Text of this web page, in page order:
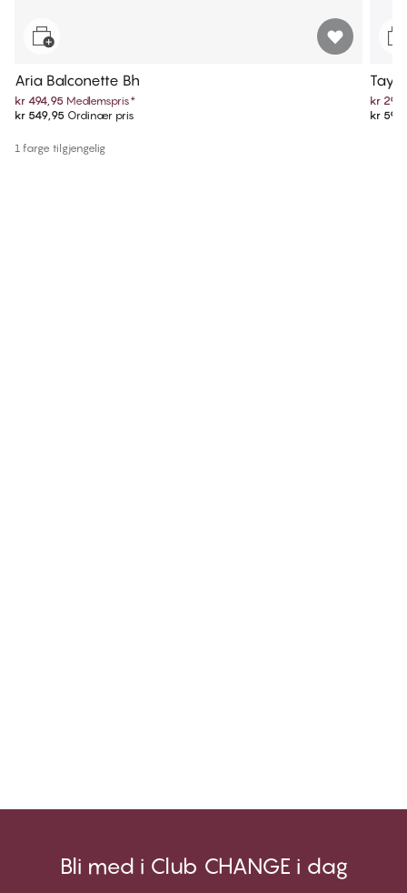
Aria Balconette Bh
kr 494,95 Medlemspris*
kr 549,95 Ordinær pris
1 farge tilgjengelig
kr
kr
Bli med i Club CHANGE i dag